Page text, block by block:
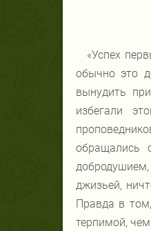
«Успех
обычно это
вынудить
избегали
обращались
джизьей,
Правда в
терпимой,